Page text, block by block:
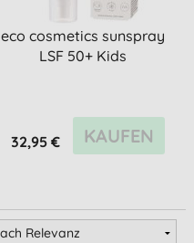
eco cosmetics sunspray
LSF 50+ Kids
32,95 € KAUFEN